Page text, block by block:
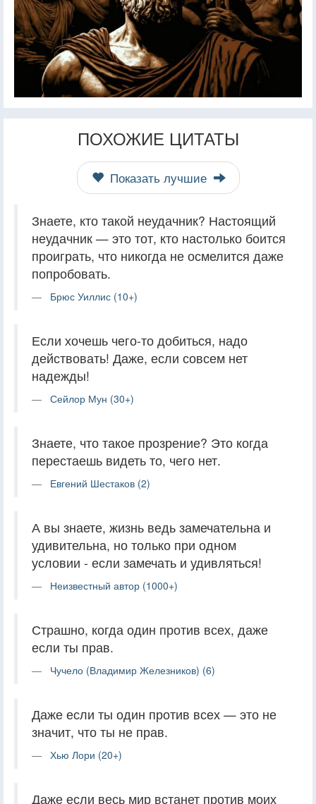
ПОХОЖИЕ ЦИТАТЫ
Показать лучшие
Знаете, кто такой неудачник? Настоящий
неудачник — это тот, кто настолько боится
проиграть, что никогда не осмелится даже
попробовать.
Брюс Уиллис (10+)
Если хочешь чего-то добиться, надо
действовать! Даже, если совсем нет
надежды!
Сейлор Мун (30+)
Знаете, что такое прозрение? Это когда
перестаешь видеть то, чего нет.
Евгений Шестаков (2)
А вы знаете, жизнь ведь замечательна и
удивительна, но только при одном
условии - если замечать и удивляться!
Неизвестный автор (1000+)
Страшно, когда один против всех, даже
если ты прав.
Чучело (Владимир Железников) (6)
Даже если ты один против всех — это не
значит, что ты не прав.
Хью Лори (20+)
Даже если весь мир встанет против моих